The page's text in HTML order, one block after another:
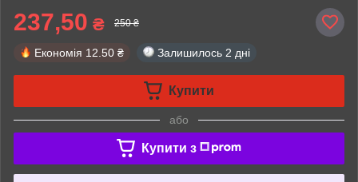
237,50 ₴ 250 ₴
Економія 12.50 ₴ Залишилось 2 дні
Купити
або
Купити з